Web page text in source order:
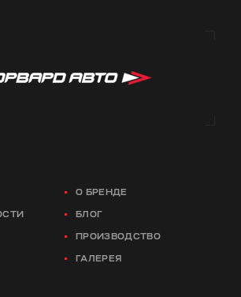
О БРЕНДЕ
БЛОГ
ПРОИЗВОДСТВО
ГАЛЕРЕЯ